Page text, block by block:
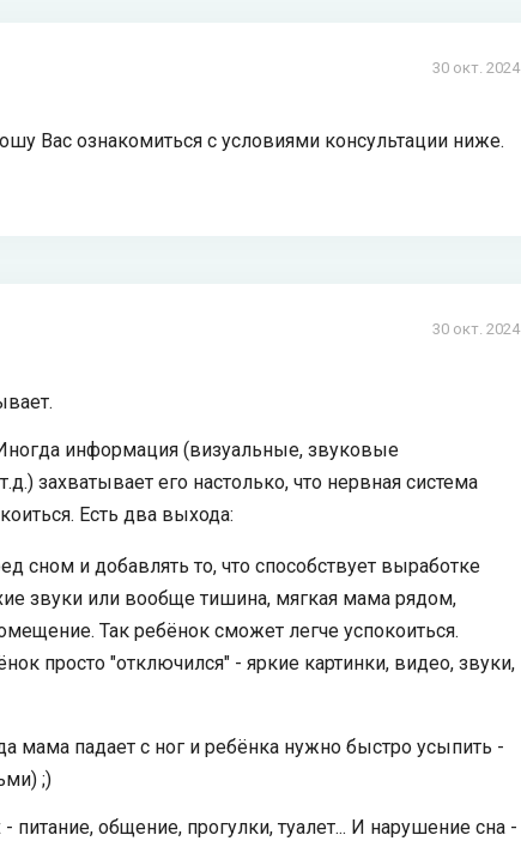
30 окт. 2024
Вас ознакомиться с условиями консультации ниже.
30 окт. 2024
информация (визуальные, звуковые
захватывает его настолько, что нервная система
Есть два выхода:
сном и добавлять то, что способствует выработке
звуки или вообще тишина, мягкая мама рядом,
Так ребёнок сможет легче успокоиться.
просто "отключился" - яркие картинки, видео, звуки,
мама падает с ног и ребёнка нужно быстро усыпить -
;)
общение, прогулки, туалет... И нарушение сна -